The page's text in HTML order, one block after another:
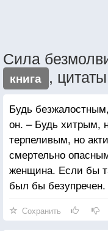
Сила
книга , цитаты
Будь
он. – Будь хитрым,
терпеливым, но
смертельно
женщина. Если бы
был бы безупречен.
Сохранить